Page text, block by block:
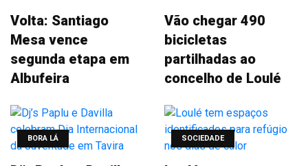
Volta: Santiago
Mesa vence
segunda etapa em
Albufeira
Vão chegar 490
bicicletas
partilhadas ao
concelho de Loulé
BORA LÁ SOCIEDADE